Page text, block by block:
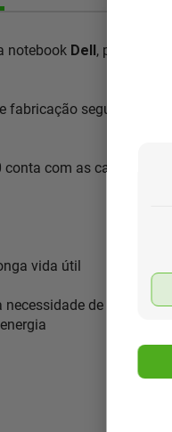
notebook Dell, pois
e fabricação segundo
com as
vida útil
de seu